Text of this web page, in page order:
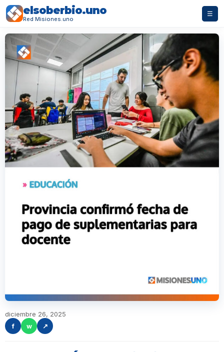
elsoberbio.uno
Red Misiones.uno
☰
diciembre 26, 2025
f
w ↗